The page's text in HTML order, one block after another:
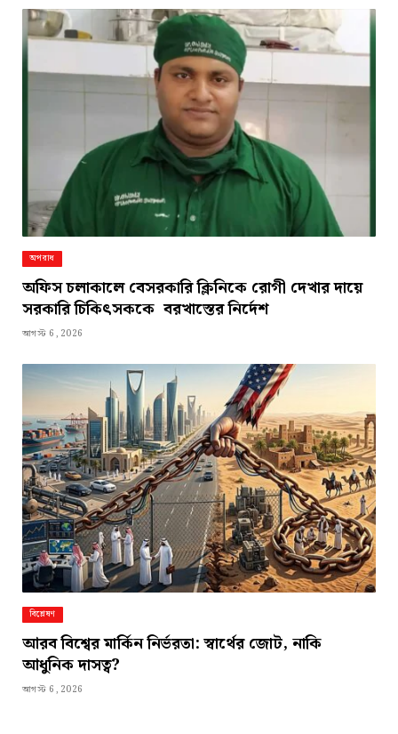
অপরাধ
অফিস চলাকালে বেসরকারি ক্লিনিকে রোগী দেখার দায়ে
সরকারি চিকিৎসককে বরখাস্তের নির্দেশ
আগস্ট 6, 2026
বিশ্লেষণ
আরব বিশ্বের মার্কিন নির্ভরতা: স্বার্থের জোট, নাকি
আধুনিক দাসত্ব?
আগস্ট 6, 2026